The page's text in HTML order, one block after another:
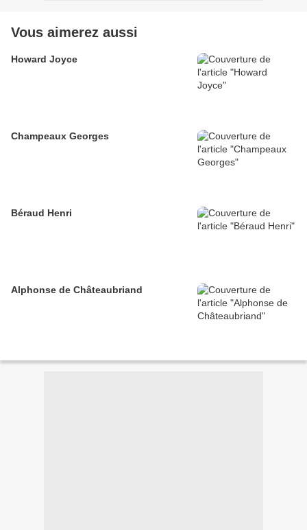
Vous aimerez aussi
Howard Joyce
Champeaux Georges
Béraud Henri
Alphonse de Châteaubriand